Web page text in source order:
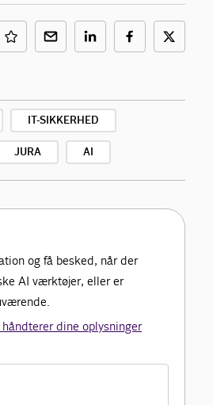
IT-SIKKERHED
JURA AI
og få besked, når der
AI værktøjer, eller er
dine oplysninger